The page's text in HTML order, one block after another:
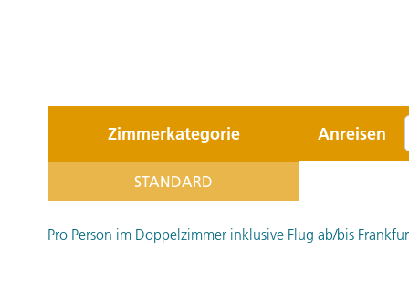
Zimmerkategorie Anreisen
STANDARD
Pro Person im Doppelzimmer inklusive Flug ab/bis